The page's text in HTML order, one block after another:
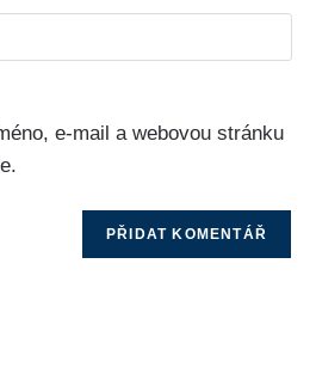
e-mail a webovou stránku